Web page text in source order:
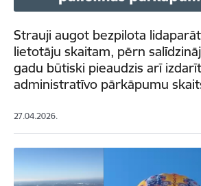
Strauji augot bezpilota
lietotāju skaitam, pērn
gadu būtiski pieaudzis arī
administratīvo pārkāpumu
27.04.2026.